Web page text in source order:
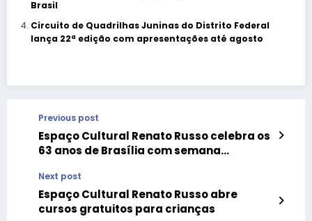
Brasil
Circuito de Quadrilhas Juninas do Distrito Federal
lança 22ª edição com apresentações até agosto
Previous post
Espaço Cultural Renato Russo celebra os
63 anos de Brasília com semana
Next post
Espaço Cultural Renato Russo abre
cursos gratuitos para crianças